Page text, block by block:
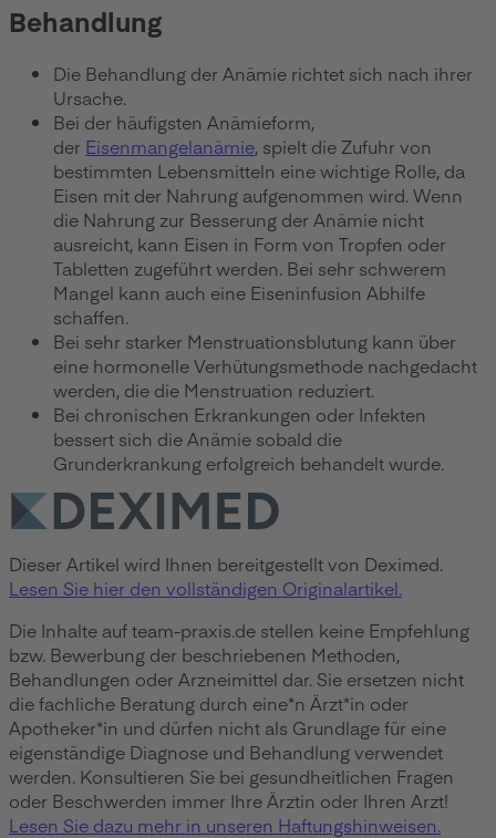
Behandlung
Die Behandlung der Anämie richtet sich nach ihrer
Ursache.
Bei der häufigsten Anämieform,
der Eisenmangelanämie, spielt die Zufuhr von
bestimmten Lebensmitteln eine wichtige Rolle, da
Eisen mit der Nahrung aufgenommen wird. Wenn
die Nahrung zur Besserung der Anämie nicht
ausreicht, kann Eisen in Form von Tropfen oder
Tabletten zugeführt werden. Bei sehr schwerem
Mangel kann auch eine Eiseninfusion Abhilfe
schaffen.
Bei sehr starker Menstruationsblutung kann über
eine hormonelle Verhütungsmethode nachgedacht
werden, die die Menstruation reduziert.
Bei chronischen Erkrankungen oder Infekten
bessert sich die Anämie sobald die
Grunderkrankung erfolgreich behandelt wurde.
Dieser Artikel wird Ihnen bereitgestellt von Deximed.
Lesen Sie hier den vollständigen Originalartikel.
Die Inhalte auf team-praxis.de stellen keine Empfehlung
bzw. Bewerbung der beschriebenen Methoden,
Behandlungen oder Arzneimittel dar. Sie ersetzen nicht
die fachliche Beratung durch eine*n Ärzt*in oder
Apotheker*in und dürfen nicht als Grundlage für eine
eigenständige Diagnose und Behandlung verwendet
werden. Konsultieren Sie bei gesundheitlichen Fragen
oder Beschwerden immer Ihre Ärztin oder Ihren Arzt!
Lesen Sie dazu mehr in unseren Haftungshinweisen.